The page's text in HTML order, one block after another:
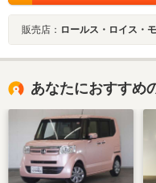
販売店： ロールス・ロイス・
あなたにおすすめ